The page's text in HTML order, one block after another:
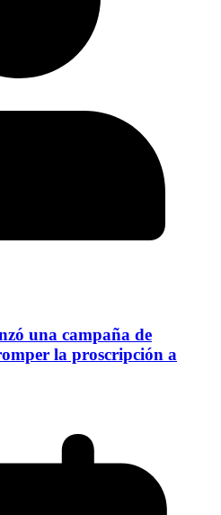
una campaña de
la proscripción a